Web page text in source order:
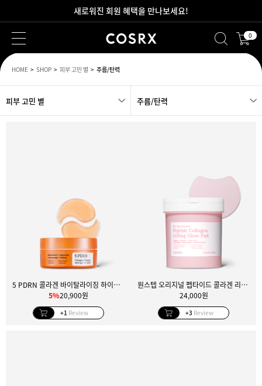
새로워진 회원 혜택을 만나보세요!
2만원 이상 무료 배송 0
HOME SHOP 피부 고민 별 주름/탄력
5 PDRN 콜라겐 바이탈라이징 하이드로겔 아이 패치
5%20,900원
+1 Review
원스텝 오리지널 펩타이드 콜라겐 리프팅 글로우 패드 100매
24,000원
+3 Review